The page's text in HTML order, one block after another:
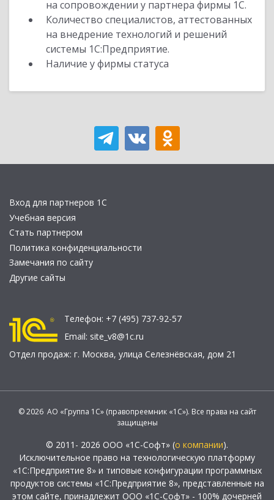
на сопровождении у партнера фирмы 1С.
Количество специалистов, аттестованных
на внедрение технологий и решений
системы 1С:Предприятие.
Наличие у фирмы статуса
Вход для партнеров 1С
Учебная версия
Стать партнером
Политика конфиденциальности
Замечания по сайту
Другие сайты
Телефон: +7 (495) 737-92-57
Email: site_v8@1c.ru
Отдел продаж: г. Москва, улица Селезнёвская, дом 21
© 2026 АО «Группа 1С» (правопреемник «1С»). Все права на сайт
защищены
© 2011- 2026 ООО «1С-Софт» (о компании).
Исключительное право на технологическую платформу
«1С:Предприятие 8» и типовые конфигурации программных
продуктов системы «1С:Предприятие 8», представленные на
этом сайте, принадлежит ООО «1С-Софт» - 100% дочерней